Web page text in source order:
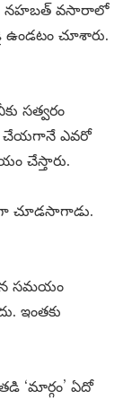
నహబత్ వసారాలో
ఉండటం చూశారు.
సత్వరం
చేయగానే ఎవరో
చేస్తారు.
చూడసాగాడు.
సమయం
ఇంతకు
‘మార్గం’ ఏదో